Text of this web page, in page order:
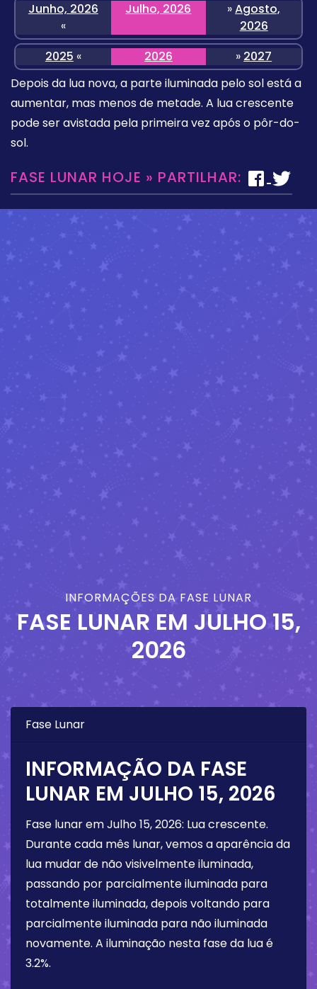
Junho, 2026
«
Julho, 2026 »Agosto,
2026
2025 « 2026 » 2027
Depois da lua nova, a parte iluminada pelo sol está a
aumentar, mas menos de metade. A lua crescente
pode ser avistada pela primeira vez após o pôr-do-
sol.
FASE LUNAR HOJE » PARTILHAR:
INFORMAÇÕES DA FASE LUNAR
FASE LUNAR EM JULHO 15,
2026
Fase Lunar
INFORMAÇÃO DA FASE
LUNAR EM JULHO 15, 2026
Fase lunar emJulho 15, 2026: Lua crescente.
Durante cada mês lunar, vemos a aparência da
lua mudar de não visivelmente iluminada,
passando por parcialmente iluminada para
totalmente iluminada, depois voltando para
parcialmente iluminada para não iluminada
novamente. A iluminação nesta fase da lua é
3.2%.